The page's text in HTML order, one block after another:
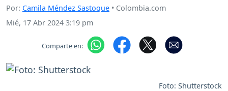
Por: Camila Méndez Sastoque • Colombia.com
Mié, 17 Abr 2024 3:19 pm
Comparte en:
Foto: Shutterstock